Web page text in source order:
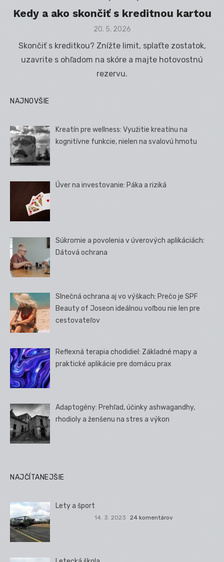
Kedy a ako skončiť s kreditnou kartou
Posted
20. 5. 2026
Skončiť s kreditkou? Znížte limit, splaťte zostatok,
uzavrite s ohľadom na skóre a majte hotovostnú
rezervu.
NAJNOVŠIE
Kreatín pre wellness: Využitie kreatínu na
kognitívne funkcie, nielen na svalovú hmotu
Úver na investovanie: Páka a riziká
Súkromie a povolenia v úverových aplikáciách:
Dátová ochrana
Slnečná ochrana aj vo výškach: Prečo je SPF
Beauty of Joseon ideálnou voľbou nie len pre
cestovateľov
Reflexná terapia chodidiel: Základné mapy a
praktické aplikácie pre domácu prax
Adaptogény: Prehľad, účinky ashwagandhy,
rhodioly a ženšenu na stres a výkon
NAJČÍTANEJŠIE
Lety a šport
14. 3. 2023 24 komentárov